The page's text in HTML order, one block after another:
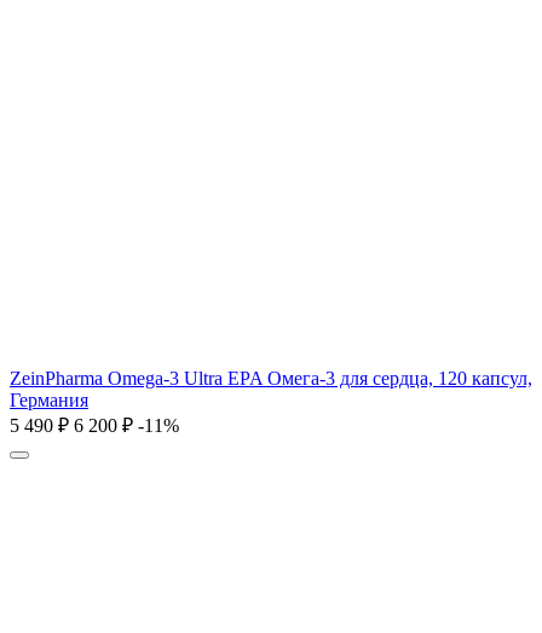
ZeinPharma Omega-3 Ultra EPA Омега-3 для сердца, 120 капсул,
Германия
5 490 ₽ 6 200 ₽ -11%